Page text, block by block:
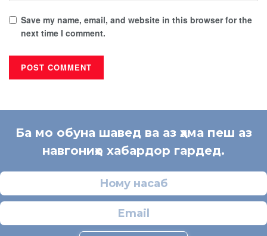
Save my name, email, and website in this browser for the
next time I comment.
Ба мо обуна шавед ва аз ҳама пеш аз
навгониҳо хабардор гардед.